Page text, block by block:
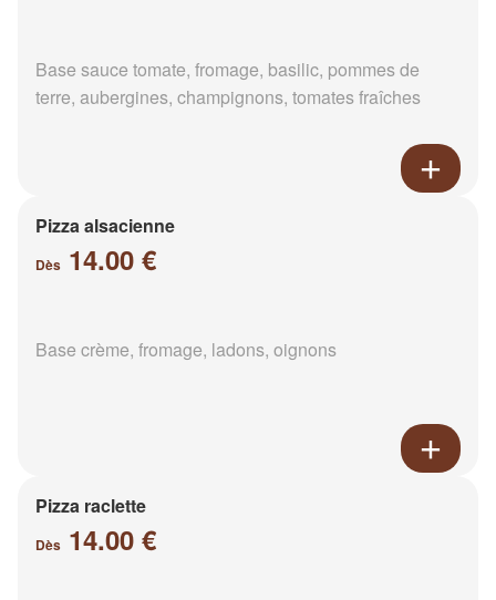
Base sauce tomate, fromage, basilic, pommes de
terre, aubergines, champignons, tomates fraîches
Pizza alsacienne
Dès 14.00 €
Base crème, fromage, ladons, oignons
Pizza raclette
Dès 14.00 €